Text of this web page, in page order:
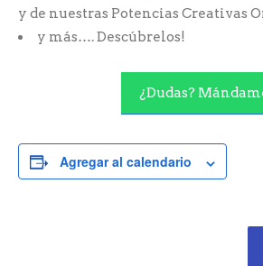
y de nuestras Potencias Creativas
y más…. Descúbrelos!
¿Dudas?
Agregar al calendario